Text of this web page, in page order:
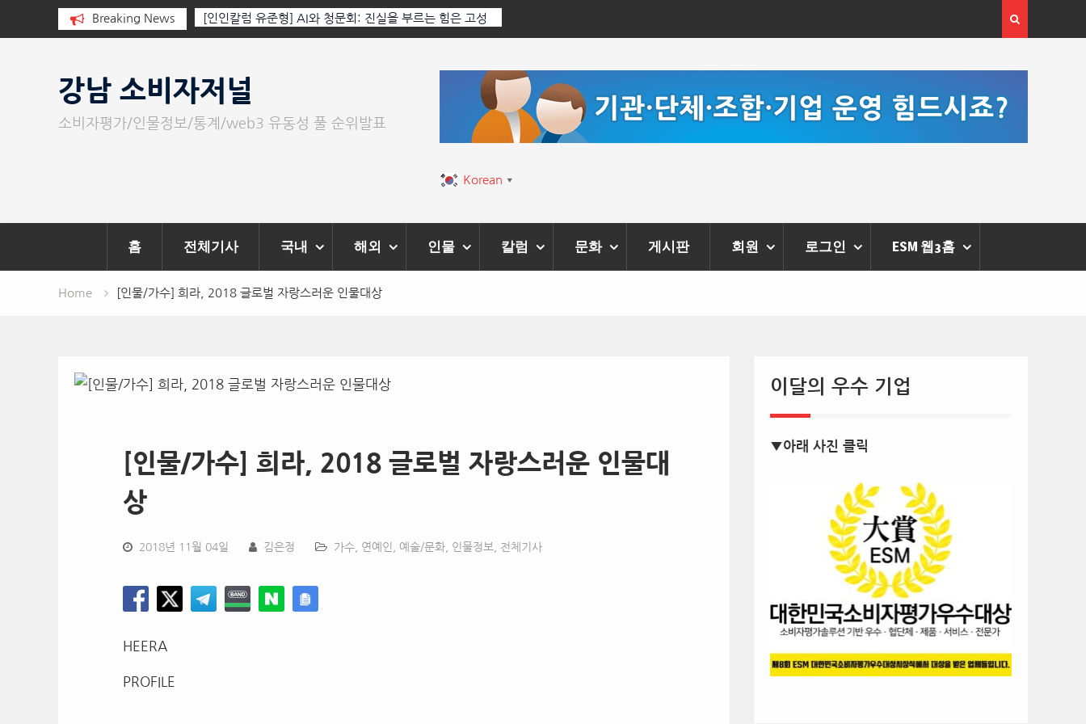
Breaking News
군가가 그립다
[인인칼럼 유준형] AI와 청문회: 진실을 부르는 힘은 고성
이 아니라 준비된 질문이다.
‘2026 제2회 애니멀 아트 페스티벌’ 성황리에 막 내려
강남 소비자저널
소비자평가/인물정보/통계/web3 유동성 풀 순위발표
Korean ▼
홈 전체기사 국내 해외 인물 칼럼 문화 게시판 회원 로그인 ESM 웹3홈
Home [인물/가수] 희라, 2018 글로벌 자랑스러운 인물대상
[인물/가수] 희라, 2018 글로벌 자랑스러운 인물대
상
2018년 11월 04일 김은정 가수 연예인 예술/문화 인물정보 전체기사
HEERA
PROFILE
이달의 우수 기업
▼아래 사진 클릭